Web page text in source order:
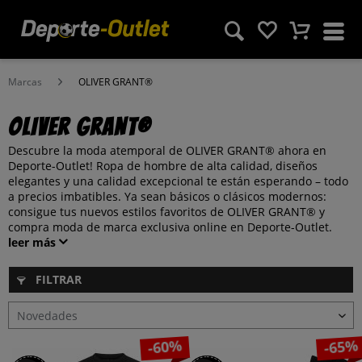
Marcas OLIVER GRANT®
OLIVER GRANT®
Descubre la moda atemporal de OLIVER GRANT® ahora en
Deporte-Outlet! Ropa de hombre de alta calidad, diseños
elegantes y una calidad excepcional te están esperando – todo
a precios imbatibles. Ya sean básicos o clásicos modernos:
consigue tus nuevos estilos favoritos de OLIVER GRANT® y
compra moda de marca exclusiva online en Deporte-Outlet.
leer más
FILTRAR
-60% -65%